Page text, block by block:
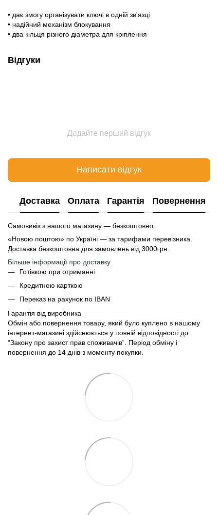
• дає змогу організувати ключі в одній зв'язці
• надійний механізм блокування
• два кільця різного діаметра для кріплення
Відгуки
Додайте перший відгук
Написати відгук
Доставка Оплата Гарантія Повернення
Самовивіз з нашого магазину — безкоштовно.
«Новою поштою» по Україні — за тарифами перевізника.
Доставка безкоштовна для замовлень від 3000грн.
Більше інформації про доставку
Готівкою при отриманні
Кредитною карткою
Переказ на рахунок по IBAN
Гарантія від виробника
Обмін або повернення товару, який було куплено в нашому
інтернет-магазині здійснюється у повній відповідності до
“Закону про захист прав споживачів”. Період обміну і
повернення до 14 днів з моменту покупки.